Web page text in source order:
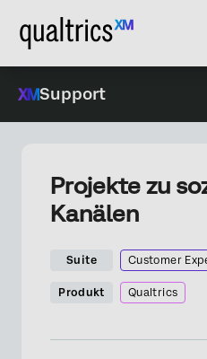
Support
Projekte zu
Kanälen
Suite Customer
Produkt Qualtrics